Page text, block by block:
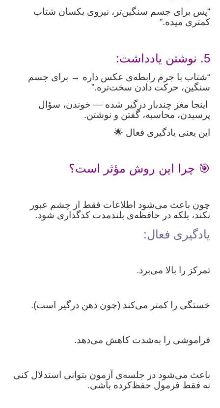
“پس برای جسم سنگین‌تر، نیروی یکسان شتاب
کمتری میده.”
5. نوشتن یادداشت:
“شتاب با جرم رابطه‌ی عکس داره → برای جسم
سنگین، حرکت دادن سخت‌تره.”
اینجا مغز چندبار درگیر شده — خوندن، سؤال
پرسیدن، محاسبه، گفتن و نوشتن.
این یعنی یادگیری فعال 🌟
🎯 چرا این روش مؤثر است؟
چون باعث می‌شود اطلاعات فقط از چشم عبور
نکند، بلکه در حافظه‌ی بلندمدت کدگذاری شود.
یادگیری فعال:
تمرکز را بالا می‌برد.
خستگی را کمتر می‌کند (چون ذهن درگیر است).
فراموشی را به‌شدت کاهش می‌دهد.
باعث می‌شود در جلسه‌ی آزمون بتوانی استدلال کنی
نه فقط فرمول حفظ‌کرده باشی.